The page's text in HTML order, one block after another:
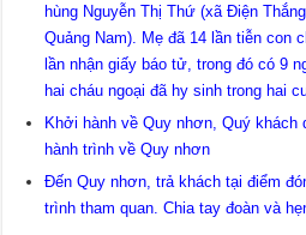
hùng Nguyễn Thị Thứ (xã Điện
Quảng Nam). Mẹ đã 14 lần tiễn con
lần nhận giấy báo tử, trong đó có 9
hai cháu ngoại đã hy sinh trong hai
Khởi hành về Quy nhơn, Quý khách
hành trình về Quy nhơn
Đến Quy nhơn, trả khách tại điểm
trình tham quan. Chia tay đoàn và